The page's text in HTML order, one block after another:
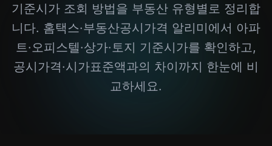
기준시가 조회 방법을 부동산 유형별로 정리합
니다. 홈택스·부동산공시가격 알리미에서 아파
트·오피스텔·상가·토지 기준시가를 확인하고,
공시가격·시가표준액과의 차이까지 한눈에 비
교하세요.